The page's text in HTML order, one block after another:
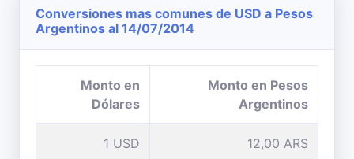
Conversiones mas comunes de USD a Pesos
Argentinos al 14/07/2014
Monto en
Dólares
Monto en Pesos
Argentinos
1 USD 12,00 ARS